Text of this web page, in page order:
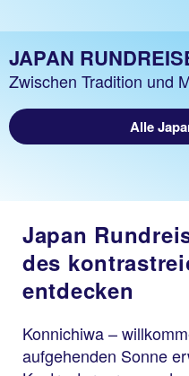
JAPAN
Zwischen Tradition und
Alle
Japan
des
entdecken
Konnichiwa –
aufgehenden Sonne